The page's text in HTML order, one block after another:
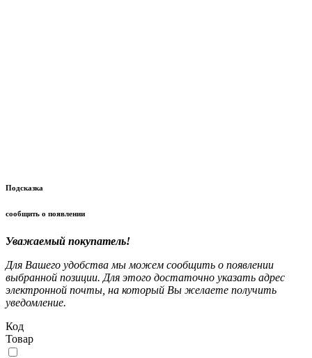
Подсказка
сообщить о появлении
Уважаемый покупатель!
Для Вашего удобства мы можем сообщить о появлении
выбранной позиции. Для этого достаточно указать адрес
электронной почты, на который Вы желаете получить
уведомление.
Код
Товар